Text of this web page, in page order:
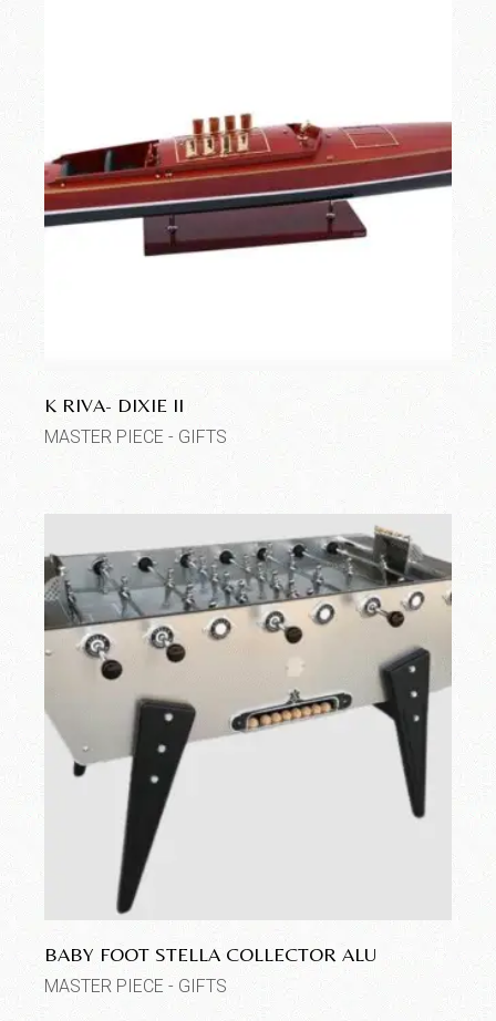
K RIVA- DIXIE II
MASTER PIECE - GIFTS
BABY FOOT STELLA COLLECTOR ALU
MASTER PIECE - GIFTS